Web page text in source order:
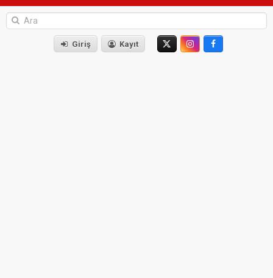
Giriş Kayıt